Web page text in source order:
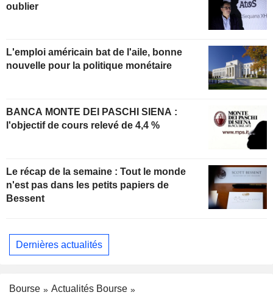
oublier
L'emploi américain bat de l'aile, bonne
nouvelle pour la politique monétaire
BANCA MONTE DEI PASCHI SIENA :
l'objectif de cours relevé de 4,4 %
Le récap de la semaine : Tout le monde
n'est pas dans les petits papiers de
Bessent
Dernières actualités
Bourse
Actualités Bourse